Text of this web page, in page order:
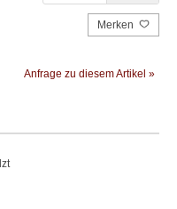
Merken
Anfrage zu diesem Artikel »